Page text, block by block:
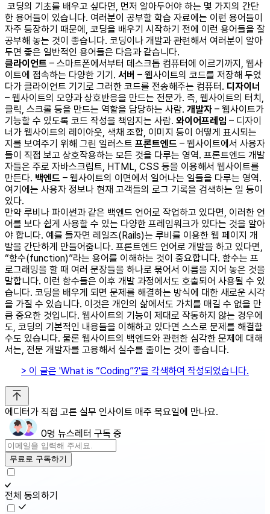
코딩의 기초를 배우고 싶다면, 먼저 알아두어야 하는 몇 가지의 간단
한 용어들이 있습니다. 여러분이 공부할 학습 자료에는 이런 용어들이
자주 등장하기 때문에, 코딩을 배우기 시작하기 전에 이런 용어들을 잘
공부해 놓는 것이 좋습니다. 코딩이나 개발과 관련해서 여러분이 알아
두면 좋은 일반적인 용어들은 다음과 같습니다.
클라이언트 – 스마트폰에서부터 데스크톱 컴퓨터에 이르기까지, 웹사
이트에 접속하는 다양한 기기. 서버 – 웹사이트의 코드를 저장해 두었
다가 클라이언트 기기로 그러한 코드를 전송해주는 컴퓨터. 디자이너
– 웹사이트의 모양과 상호반응을 만드는 전문가. 즉, 웹사이트의 터치,
클릭, 스크롤 등을 만드는 역할을 담당하는 사람. 개발자 – 웹사이트가
기능할 수 있도록 코드 작성을 책임지는 사람. 와이어프레임 – 디자이
너가 웹사이트의 레이아웃, 색채 조합, 이미지 등이 어떻게 표시되는
지를 보여주기 위해 그린 일러스트 프론트엔드 – 웹사이트에서 사용자
들이 직접 보고 상호작용하는 모든 것을 다루는 영역. 프론트엔드 개발
자들은 주로 자바스크립트, HTML, CSS 등을 이용해서 웹사이트를
만든다. 백엔드 – 웹사이트의 이면에서 일어나는 일들을 다루는 영역.
여기에는 사용자 정보나 현재 고객들의 로그 기록을 검색하는 일 등이
있다.
만약 루비나 파이썬과 같은 백엔드 언어로 작업하고 있다면, 이러한 언
어를 보다 쉽게 사용할 수 있는 다양한 프레임워크가 있다는 것을 알아
야 합니다. 예를 들자면 레일즈(Rails)는 루비를 이용한 웹 페이지 개
발을 간단하게 만들어줍니다. 프론트엔드 언어로 개발을 하고 있다면,
“함수(function)”라는 용어를 이해하는 것이 중요합니다. 함수는 프
로그래밍을 할 때 여러 문장들을 하나로 묶어서 이름을 지어 놓은 것을
말합니다. 이런 함수들은 이후 개발 과정에서도 호출되어 사용될 수 있
습니다. 코딩을 배우게 되면 문제를 해결하는 방식에 대한 새로운 시각
을 가질 수 있습니다. 이것은 개인의 삶에서도 가치를 매길 수 없을 만
큼 중요한 것입니다. 웹사이트의 기능이 제대로 작동하지 않는 경우에
도, 코딩의 기본적인 내용들을 이해하고 있다면 스스로 문제를 해결할
수도 있습니다. 물론 웹사이트의 백엔드와 관련한 심각한 문제에 대해
서는, 전문 개발자를 고용해서 실수를 줄이는 것이 좋습니다.
> 이 글은 'What is “Coding”?'을 각색하여 작성되었습니다.
에디터가 직접 고른 실무 인사이트 매주 목요일에 만나요.
0명 뉴스레터 구독 중
무료로 구독하기
전체 동의하기